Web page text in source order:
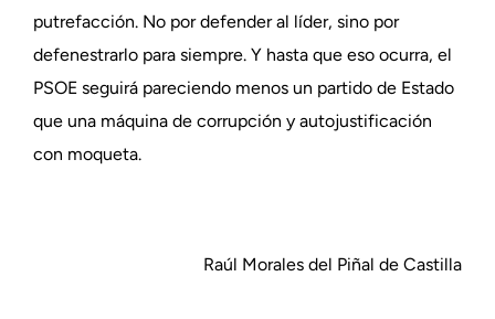
putrefacción. No por defender al líder, sino por
defenestrarlo para siempre. Y hasta que eso ocurra, el
PSOE seguirá pareciendo menos un partido de Estado
que una máquina de corrupción y autojustificación
con moqueta.
Raúl Morales del Piñal de Castilla